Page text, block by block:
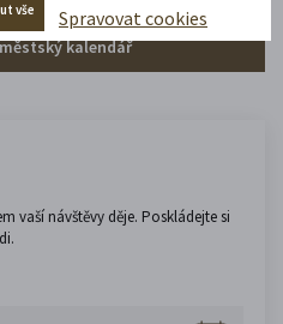
kalendář
vaší návštěvy děje. Poskládejte si
vše Spravovat cookies